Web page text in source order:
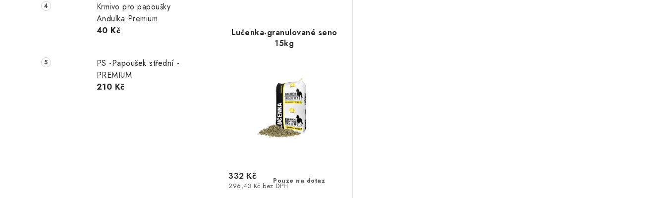
Krmivo pro papoušky
Andulka Premium
40 Kč
PS -Papoušek střední -
PREMIUM
210 Kč
Lučenka-granulované seno
15kg
Pouze na dotaz
296,43 Kč bez DPH
332 Kč